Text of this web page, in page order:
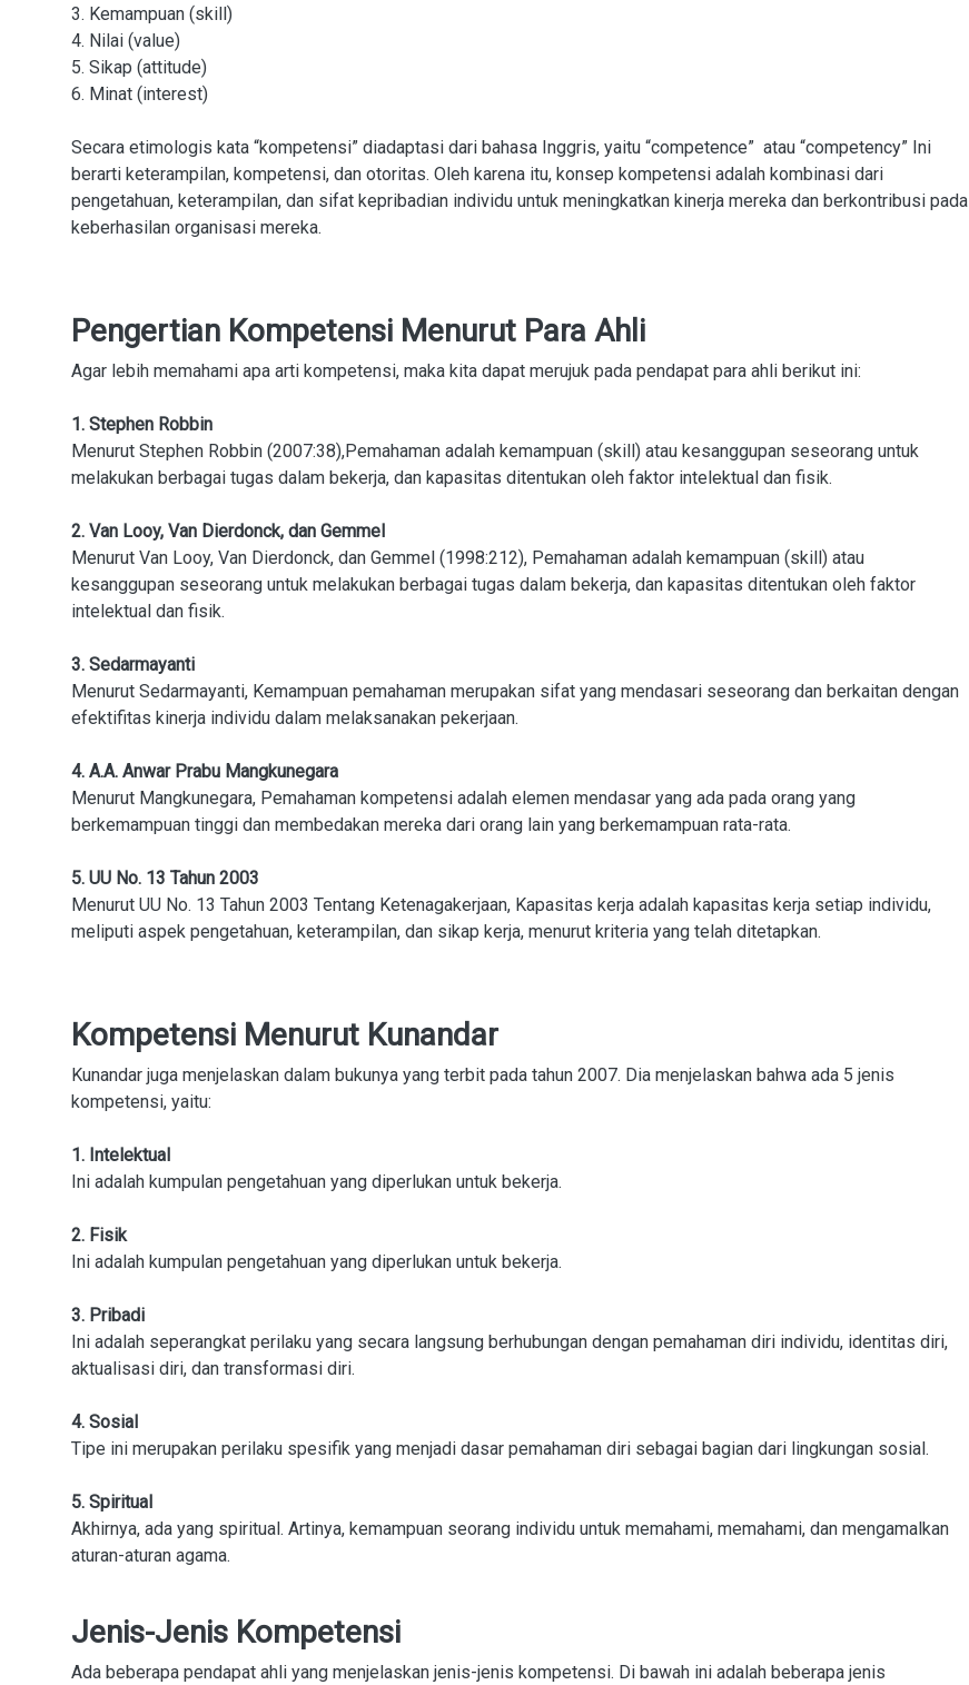
3. Kemampuan (skill)
4. Nilai (value)
5. Sikap (attitude)
6. Minat (interest)
Secara etimologis kata “kompetensi” diadaptasi dari bahasa Inggris, yaitu “competence” atau “competency” Ini
berarti keterampilan, kompetensi, dan otoritas. Oleh karena itu, konsep kompetensi adalah kombinasi dari
pengetahuan, keterampilan, dan sifat kepribadian individu untuk meningkatkan kinerja mereka dan berkontribusi pada
keberhasilan organisasi mereka.
Pengertian Kompetensi Menurut Para Ahli
Agar lebih memahami apa arti kompetensi, maka kita dapat merujuk pada pendapat para ahli berikut ini:
1. Stephen Robbin
Menurut Stephen Robbin (2007:38),Pemahaman adalah kemampuan (skill) atau kesanggupan seseorang untuk
melakukan berbagai tugas dalam bekerja, dan kapasitas ditentukan oleh faktor intelektual dan fisik.
2. Van Looy, Van Dierdonck, dan Gemmel
Menurut Van Looy, Van Dierdonck, dan Gemmel (1998:212), Pemahaman adalah kemampuan (skill) atau
kesanggupan seseorang untuk melakukan berbagai tugas dalam bekerja, dan kapasitas ditentukan oleh faktor
intelektual dan fisik.
3. Sedarmayanti
Menurut Sedarmayanti, Kemampuan pemahaman merupakan sifat yang mendasari seseorang dan berkaitan dengan
efektifitas kinerja individu dalam melaksanakan pekerjaan.
4. A.A. Anwar Prabu Mangkunegara
Menurut Mangkunegara, Pemahaman kompetensi adalah elemen mendasar yang ada pada orang yang
berkemampuan tinggi dan membedakan mereka dari orang lain yang berkemampuan rata-rata.
5. UU No. 13 Tahun 2003
Menurut UU No. 13 Tahun 2003 Tentang Ketenagakerjaan, Kapasitas kerja adalah kapasitas kerja setiap individu,
meliputi aspek pengetahuan, keterampilan, dan sikap kerja, menurut kriteria yang telah ditetapkan.
Kompetensi Menurut Kunandar
Kunandar juga menjelaskan dalam bukunya yang terbit pada tahun 2007. Dia menjelaskan bahwa ada 5 jenis
kompetensi, yaitu:
1. Intelektual
Ini adalah kumpulan pengetahuan yang diperlukan untuk bekerja.
2. Fisik
Ini adalah kumpulan pengetahuan yang diperlukan untuk bekerja.
3. Pribadi
Ini adalah seperangkat perilaku yang secara langsung berhubungan dengan pemahaman diri individu, identitas diri,
aktualisasi diri, dan transformasi diri.
4. Sosial
Tipe ini merupakan perilaku spesifik yang menjadi dasar pemahaman diri sebagai bagian dari lingkungan sosial.
5. Spiritual
Akhirnya, ada yang spiritual. Artinya, kemampuan seorang individu untuk memahami, memahami, dan mengamalkan
aturan-aturan agama.
Jenis-Jenis Kompetensi
Ada beberapa pendapat ahli yang menjelaskan jenis-jenis kompetensi. Di bawah ini adalah beberapa jenis